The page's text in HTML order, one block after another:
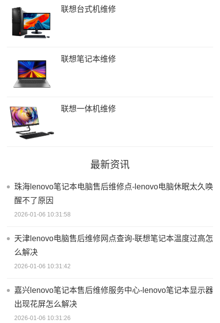
联想台式机维修
联想笔记本维修
联想一体机维修
最新资讯
珠海lenovo笔记本电脑售后维修点-lenovo电脑休眠太久唤
醒不了原因
2026-01-06 10:31:58
天津lenovo电脑售后维修网点查询-联想笔记本温度过高怎
么解决
2026-01-06 10:31:42
嘉兴lenovo笔记本售后维修服务中心-lenovo笔记本显示器
出现花屏怎么解决
2026-01-06 10:31:26